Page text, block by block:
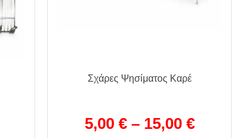
Σχάρες Ψησίματος Καρέ
5,00 € – 15,00 €